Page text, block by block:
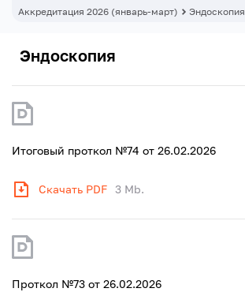
Аккредитация 2026 (январь-март)
Эндоскопия
Эндоскопия
Итоговый проткол №74 от 26.02.2026
Скачать PDF 3 Mb.
Проткол №73 от 26.02.2026